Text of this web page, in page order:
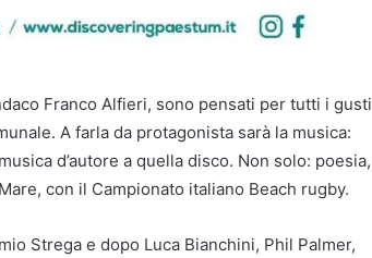
Franco Alfieri, sono pensati per tutti i gusti
A farla da protagonista sarà la musica:
d’autore a quella disco. Non solo: poesia,
con il Campionato italiano Beach rugby.
Strega e dopo Luca Bianchini, Phil Palmer,